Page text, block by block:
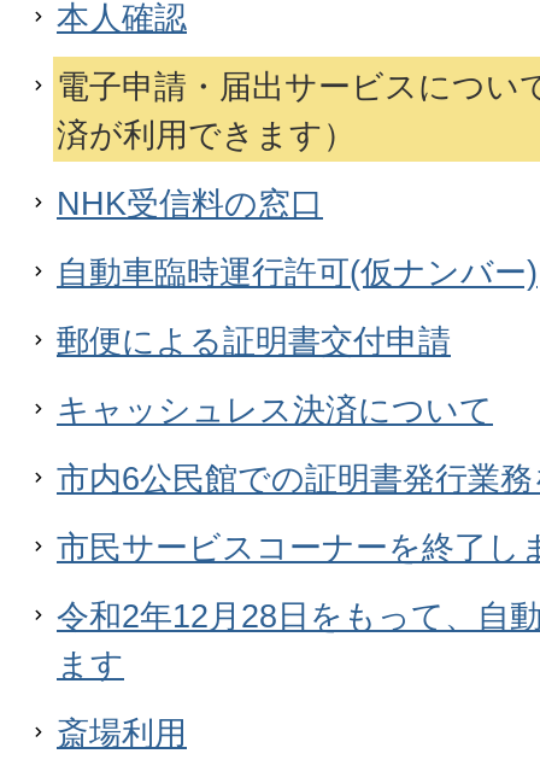
本人確認
電子申請・届出サービスについ
済が利用できます）
NHK受信料の窓口
自動車臨時運行許可(仮ナンバー)
郵便による証明書交付申請
キャッシュレス決済について
市内6公民館での証明書発行業
市民サービスコーナーを終了し
令和2年12月28日をもって、自
ます
斎場利用